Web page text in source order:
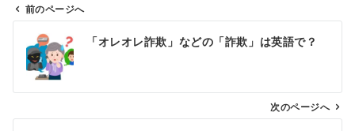
前のページへ
「オレオレ詐欺」などの「詐欺」は英語で？
次のページへ